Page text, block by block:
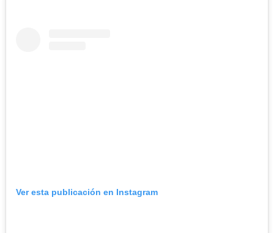
Ver esta publicación en Instagram